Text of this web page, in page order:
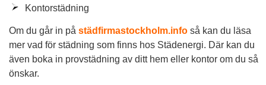
Kontorstädning
Om du går in på städfirmastockholm.infoså kan du läsa
mer vad för städning som finns hos Städenergi. Där kan du
även boka in provstädning av ditt hem eller kontor om du så
önskar.